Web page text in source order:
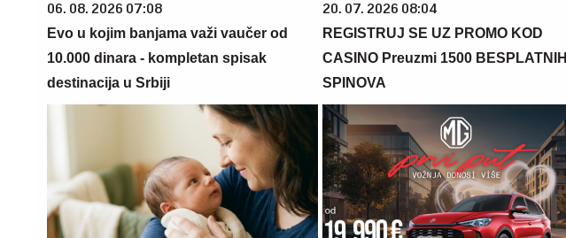
06. 08. 2026 07:08
Evo u kojim banjama važi vaučer od
10.000 dinara - kompletan spisak
destinacija u Srbiji
20. 07. 2026 08:04
REGISTRUJ SE UZ PROMO KOD
CASINO Preuzmi 1500 BESPLATNIH
SPINOVA